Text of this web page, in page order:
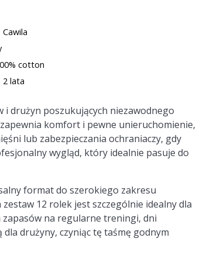
Cawila
cotton
2 lata
i drużyn poszukujących niezawodnego
komfort i pewne unieruchomienie,
lub zabezpieczania ochraniaczy, gdy
wygląd, który idealnie pasuje do
format do szerokiego zakresu
12 rolek jest szczególnie idealny dla
na regularne treningi, dni
drużyny, czyniąc tę taśmę godnym